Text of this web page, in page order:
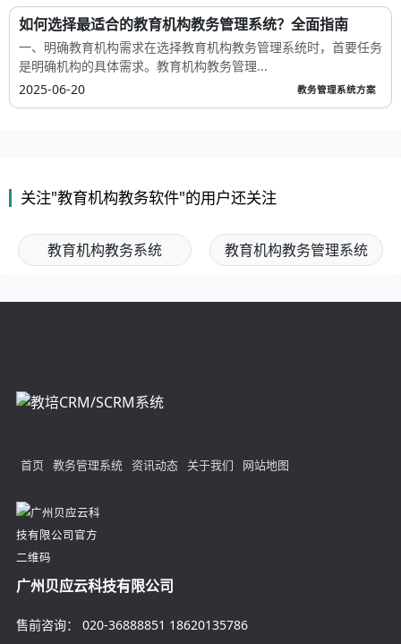
如何选择最适合的教育机构教务管理系统？全面指南
一、明确教育机构需求在选择教育机构教务管理系统时，首要任务
是明确机构的具体需求。教育机构教务管理...
2025-06-20
教务管理系统方案
关注"教育机构教务软件"的用户还关注
教育机构教务系统 教育机构教务管理系统
首页 教务管理系统 资讯动态 关于我们 网站地图
广州贝应云科技有限公司
售前咨询： 020-36888851 18620135786